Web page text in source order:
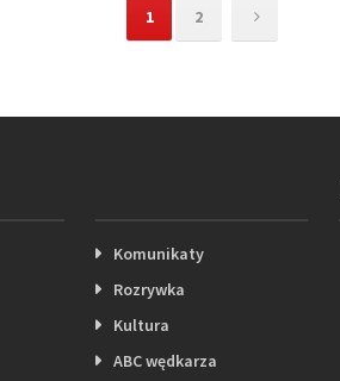
1 2
Komunikaty
Rozrywka
Kultura
ABC wędkarza